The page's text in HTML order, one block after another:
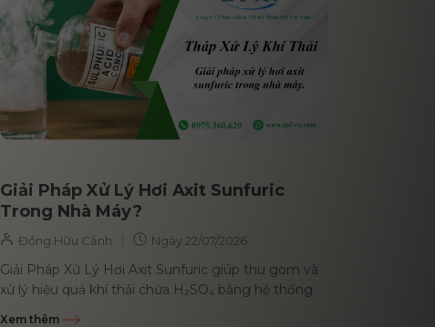
Giải Pháp Xử Lý Hơi Axit Sunfuric
Trong Nhà Máy?
Đồng Hữu Cảnh Ngày 22/07/2026
Giải Pháp Xử Lý Hơi Axit Sunfuric giúp thu gom và
xử lý hiệu quả khí thải chứa H₂SO₄ bằng hệ thống
Xem thêm